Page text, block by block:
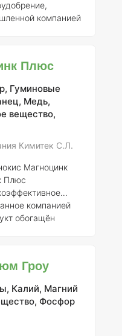
компанией
к внешним
условия и
вещества,
эффективному
Плюс
Гуминовые
Медь,
вещество,
Кимитек С.Л.
Магноцинк
компанией
обогащён
продукции.
ключевые
Гроу
Калий, Магний
Фосфор